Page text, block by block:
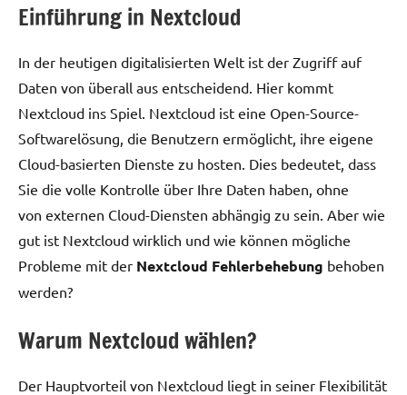
Einführung in Nextcloud
In der heutigen digitalisierten Welt ist der Zugriff auf
Daten von überall aus entscheidend. Hier kommt
Nextcloud ins Spiel. Nextcloud ist eine Open-Source-
Softwarelösung, die Benutzern ermöglicht, ihre eigene
Cloud-basierten Dienste zu hosten. Dies bedeutet, dass
Sie die volle Kontrolle über Ihre Daten haben, ohne
von externen Cloud-Diensten abhängig zu sein. Aber wie
gut ist Nextcloud wirklich und wie können mögliche
Probleme mit der Nextcloud Fehlerbehebung behoben
werden?
Warum Nextcloud wählen?
Der Hauptvorteil von Nextcloud liegt in seiner Flexibilität